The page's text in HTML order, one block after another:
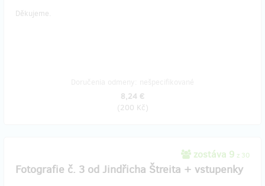
Děkujeme.
8,24 €
(200 Kč)
zostáva 9 z 30
Fotografie č. 3 od Jindřicha Štreita + vstupenky